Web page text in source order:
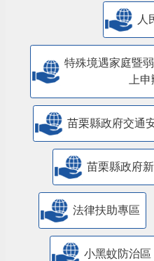
人
特殊境遇家庭暨
上
苗栗縣政府交通
苗栗縣政府
法律扶助專區
小黑蚊防治區